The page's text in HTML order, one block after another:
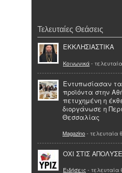
Τελευταίες Θεάσεις
ΕΚΚΛΗΣΙΑΣΤΙΚΑ
Κοινωνικά-
Εντυπωσίασαν
προϊόντα στην
πετυχημένη η
διοργάνωσε η
Θεσσαλίας
Magazino- τελευταία
ΟΧΙ ΣΤΙΣ
Ειδήσεις - τελευταία